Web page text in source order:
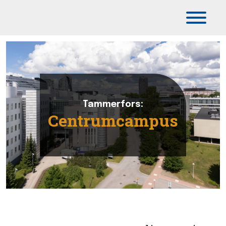
Päävalikko
Tammerfors:
Centrumcampus